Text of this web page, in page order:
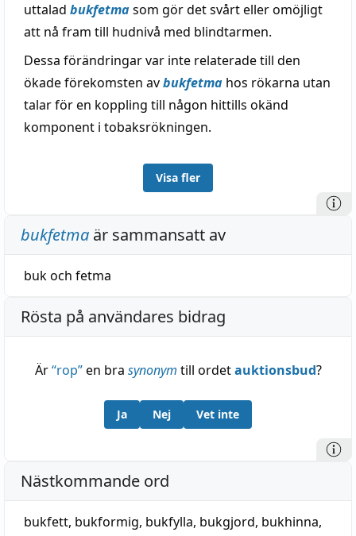
uttalad bukfetmasom gör det svårt eller omöjligt
att nå fram till hudnivå med blindtarmen.
Dessa förändringar var inte relaterade till den
ökade förekomsten avbukfetma hos rökarna utan
talar för en koppling till någon hittills okänd
komponent i tobaksrökningen.
Visa fler
bukfetma är sammansatt av
bukoch fetma
Rösta på användares bidrag
Är“rop”en bra synonym till ordetauktionsbud?
Ja Nej Vet inte
Nästkommande ord
bukfett, bukformig, bukfylla, bukgjord, bukhinna,